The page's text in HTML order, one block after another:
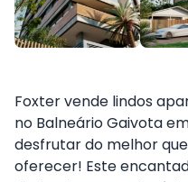
Foxter vende lindos
no Balneário Gaivota
desfrutar do melhor
oferecer! Este